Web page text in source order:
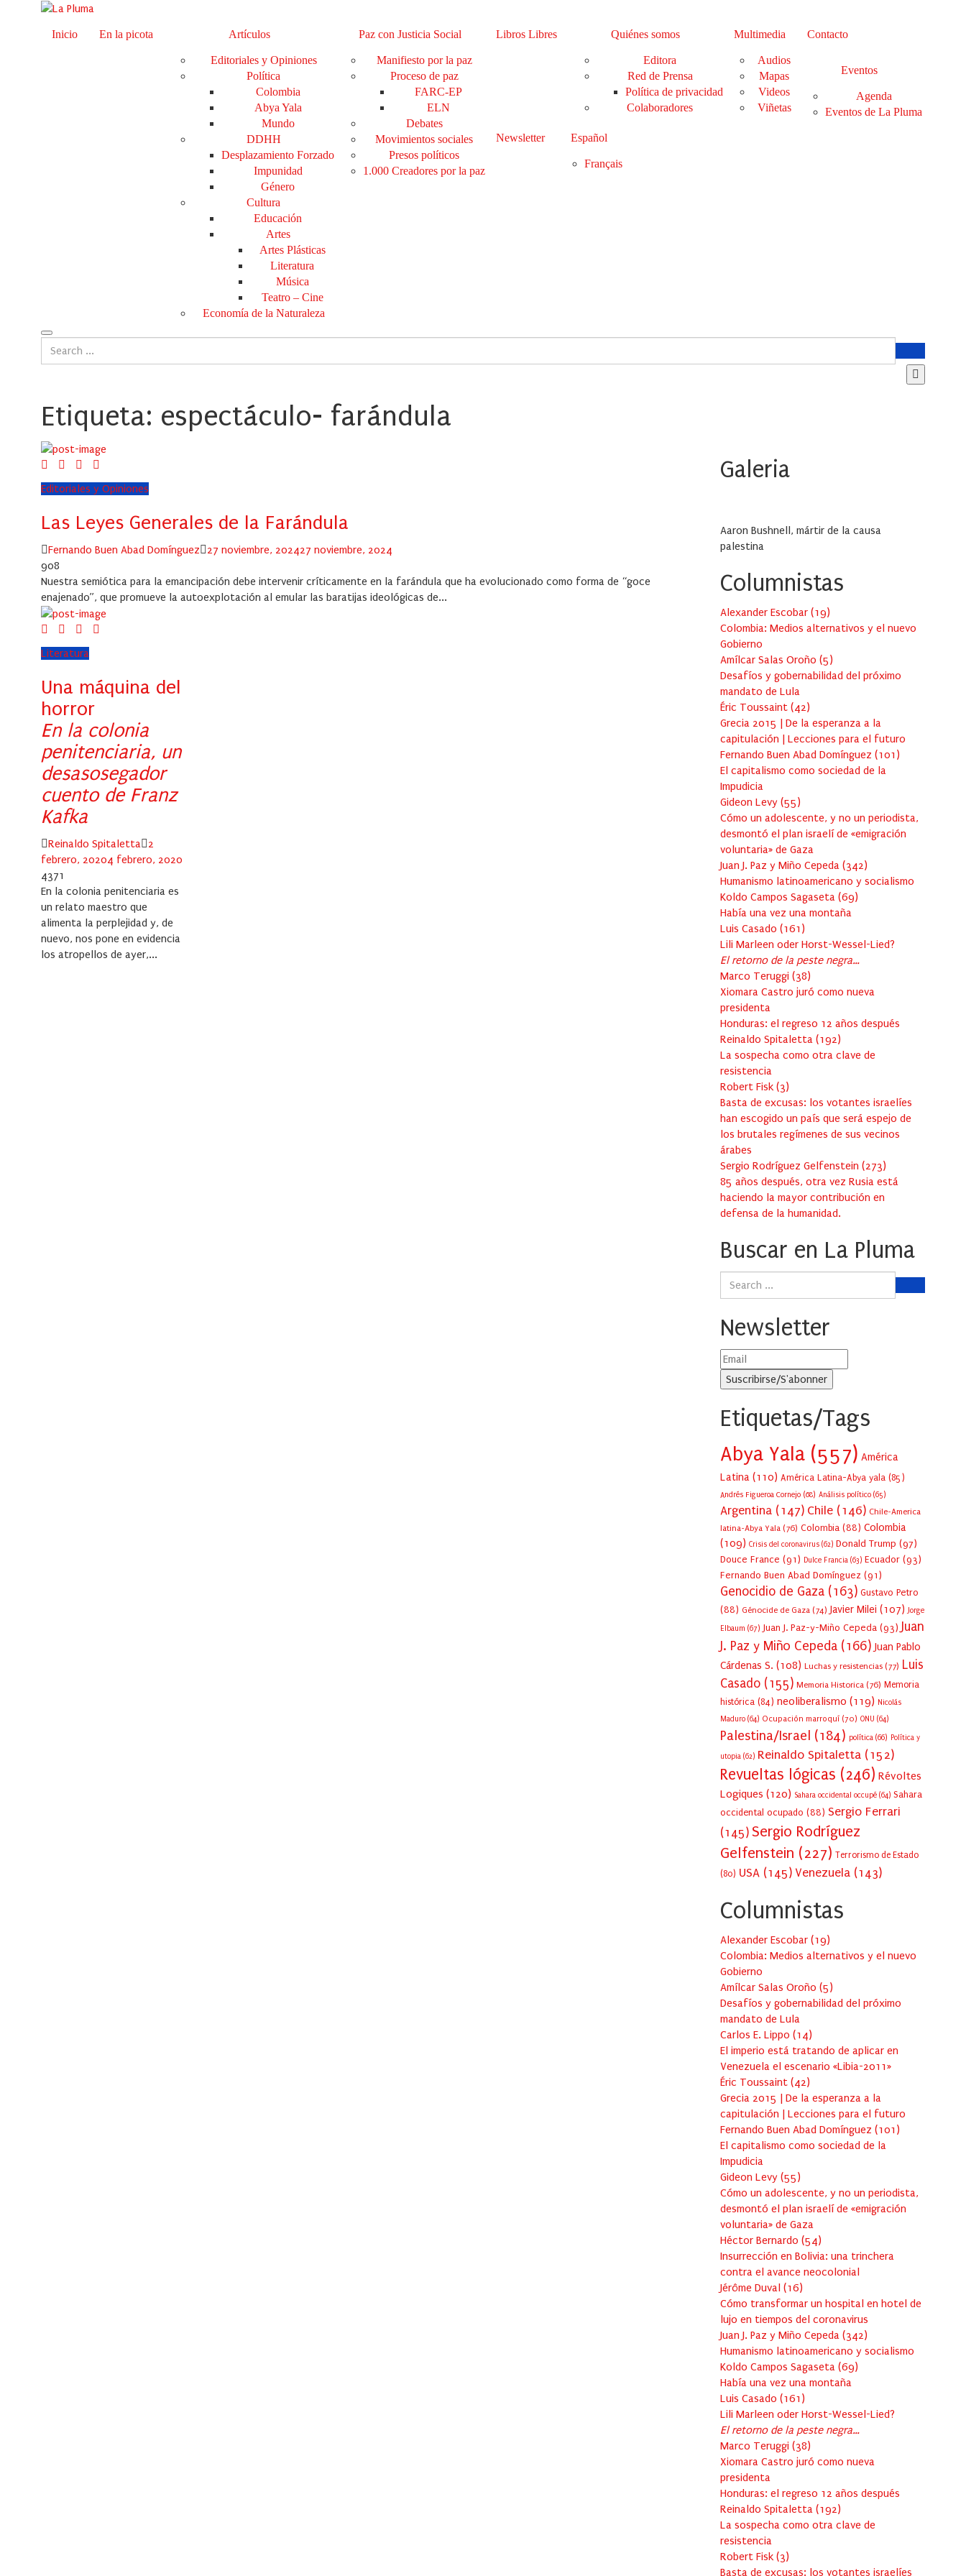
Inicio En la picota Artículos
Editoriales y Opiniones
Política
Colombia
Abya Yala
Mundo
DDHH
Desplazamiento Forzado
Impunidad
Género
Cultura
Educación
Artes
Artes Plásticas
Literatura
Música
Teatro – Cine
Economía de la Naturaleza
Paz con Justicia Social
Manifiesto por la paz
Proceso de paz
FARC-EP
ELN
Debates
Movimientos sociales
Presos políticos
1.000 Creadores por la paz
Libros Libres Quiénes somos
Editora
Red de Prensa
Política de privacidad
Colaboradores
Multimedia
Audios
Mapas
Videos
Viñetas
Contacto
Eventos
Agenda
Eventos de La Pluma
Newsletter Español
Français
Etiqueta: espectáculo- farándula
Editoriales y Opiniones
Las Leyes Generales de la Farándula
Author
Fernando Buen Abad Domínguez
Posted
27 noviembre, 202427 noviembre, 2024
908
Nuestra semiótica para la emancipación debe intervenir críticamente en la farándula que ha evolucionado como forma de “goce
enajenado”, que promueve la autoexplotación al emular las baratijas ideológicas de...
Literatura
Una máquina del
horror
En la colonia
penitenciaria, un
desasosegador
cuento de Franz
Kafka
Author
Reinaldo Spitaletta
Posted
on
2
febrero, 20204 febrero, 2020
4371
En la colonia penitenciaria es
un relato maestro que
alimenta la perplejidad y, de
nuevo, nos pone en evidencia
los atropellos de ayer,...
Galeria
Aaron Bushnell, mártir de la causa
palestina
Columnistas
Alexander Escobar (19)
Colombia: Medios alternativos y el nuevo
Gobierno
Amílcar Salas Oroño (5)
Desafíos y gobernabilidad del próximo
mandato de Lula
Éric Toussaint (42)
Grecia 2015 | De la esperanza a la
capitulación | Lecciones para el futuro
Fernando Buen Abad Domínguez (101 )
El capitalismo como sociedad de la
Impudicia
Gideon Levy (55)
Cómo un adolescente, y no un periodista,
desmontó el plan israelí de «emigración
voluntaria» de Gaza
Juan J. Paz y Miño Cepeda (342)
Humanismo latinoamericano y socialismo
Koldo Campos Sagaseta (69)
Había una vez una montaña
Luis Casado (161 )
Lili Marleen oder Horst-Wessel-Lied?
El retorno de la peste negra…
Marco Teruggi (38)
Xiomara Castro juró como nueva
presidenta
Honduras: el regreso 12 años después
Reinaldo Spitaletta (192)
La sospecha como otra clave de
resistencia
Robert Fisk (3)
Basta de excusas: los votantes israelíes
han escogido un país que será espejo de
los brutales regímenes de sus vecinos
árabes
Sergio Rodríguez Gelfenstein (273)
85 años después, otra vez Rusia está
haciendo la mayor contribución en
defensa de la humanidad.
Buscar en La Pluma
Newsletter
Etiquetas/Tags
Abya Yala (557) América
Latina (110) América Latina-Abya yala (85)
Andrés Figueroa Cornejo (68) Análisis político (65)
Argentina (147) Chile (146) Chile-America
latina-Abya Yala (76) Colombia (88) Colombia
(109) Crisis del coronavirus (62) Donald Trump (97)
Douce France (91) Dulce Francia (63) Ecuador (93)
Fernando Buen Abad Domínguez (91)
Genocidio de Gaza (163) Gustavo Petro
(88) Génocide de Gaza (74) Javier Milei (107) Jorge
Elbaum (67) Juan J. Paz-y-Miño Cepeda (93) Juan
J. Paz y Miño Cepeda (166) Juan Pablo
Cárdenas S. (108) Luchas y resistencias (77) Luis
Casado (155) Memoria Historica (76) Memoria
histórica (84) neoliberalismo (119) Nicolás
Maduro (64) Ocupación marroquí (70) ONU (64)
Palestina/Israel (184) política (66) Política y
utopia (62) Reinaldo Spitaletta (152)
Revueltas lógicas (246) Révoltes
Logiques (120) Sahara occidental occupé (64) Sahara
occidental ocupado (88) Sergio Ferrari
(145) Sergio Rodríguez
Gelfenstein (227) Terrorismo de Estado
(80) USA (145) Venezuela (143)
Columnistas
Alexander Escobar (19)
Colombia: Medios alternativos y el nuevo
Gobierno
Amílcar Salas Oroño (5)
Desafíos y gobernabilidad del próximo
mandato de Lula
Carlos E. Lippo (14)
El imperio está tratando de aplicar en
Venezuela el escenario «Libia-2011»
Éric Toussaint (42)
Grecia 2015 | De la esperanza a la
capitulación | Lecciones para el futuro
Fernando Buen Abad Domínguez (101 )
El capitalismo como sociedad de la
Impudicia
Gideon Levy (55)
Cómo un adolescente, y no un periodista,
desmontó el plan israelí de «emigración
voluntaria» de Gaza
Héctor Bernardo (54)
Insurrección en Bolivia: una trinchera
contra el avance neocolonial
Jérôme Duval (16)
Cómo transformar un hospital en hotel de
lujo en tiempos del coronavirus
Juan J. Paz y Miño Cepeda (342)
Humanismo latinoamericano y socialismo
Koldo Campos Sagaseta (69)
Había una vez una montaña
Luis Casado (161 )
Lili Marleen oder Horst-Wessel-Lied?
El retorno de la peste negra…
Marco Teruggi (38)
Xiomara Castro juró como nueva
presidenta
Honduras: el regreso 12 años después
Reinaldo Spitaletta (192)
La sospecha como otra clave de
resistencia
Robert Fisk (3)
Basta de excusas: los votantes israelíes